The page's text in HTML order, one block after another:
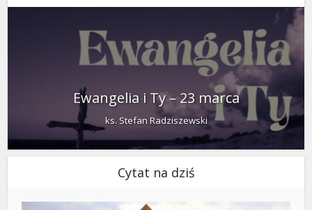
Ewangelia i Ty – 23 marca
ks. Stefan Radziszewski
Cytat na dziś